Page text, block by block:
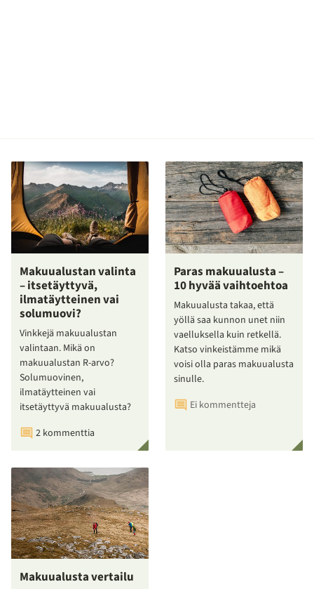
Makuualustan valinta
– itsetäyttyvä,
ilmatäytteinen vai
solumuovi?
Vinkkejä makuualustan
valintaan. Mikä on
makuualustan R-arvo?
Solumuovinen,
ilmatäytteinen vai
itsetäyttyvä makuualusta?
2 kommenttia
Paras makuualusta –
10 hyvää vaihtoehtoa
Makuualusta takaa, että
yöllä saa kunnon unet niin
vaelluksella kuin retkellä.
Katso vinkeistämme mikä
voisi olla paras makuualusta
sinulle.
Ei kommentteja
Makuualusta vertailu